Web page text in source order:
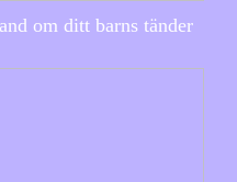
om ditt barns tänder